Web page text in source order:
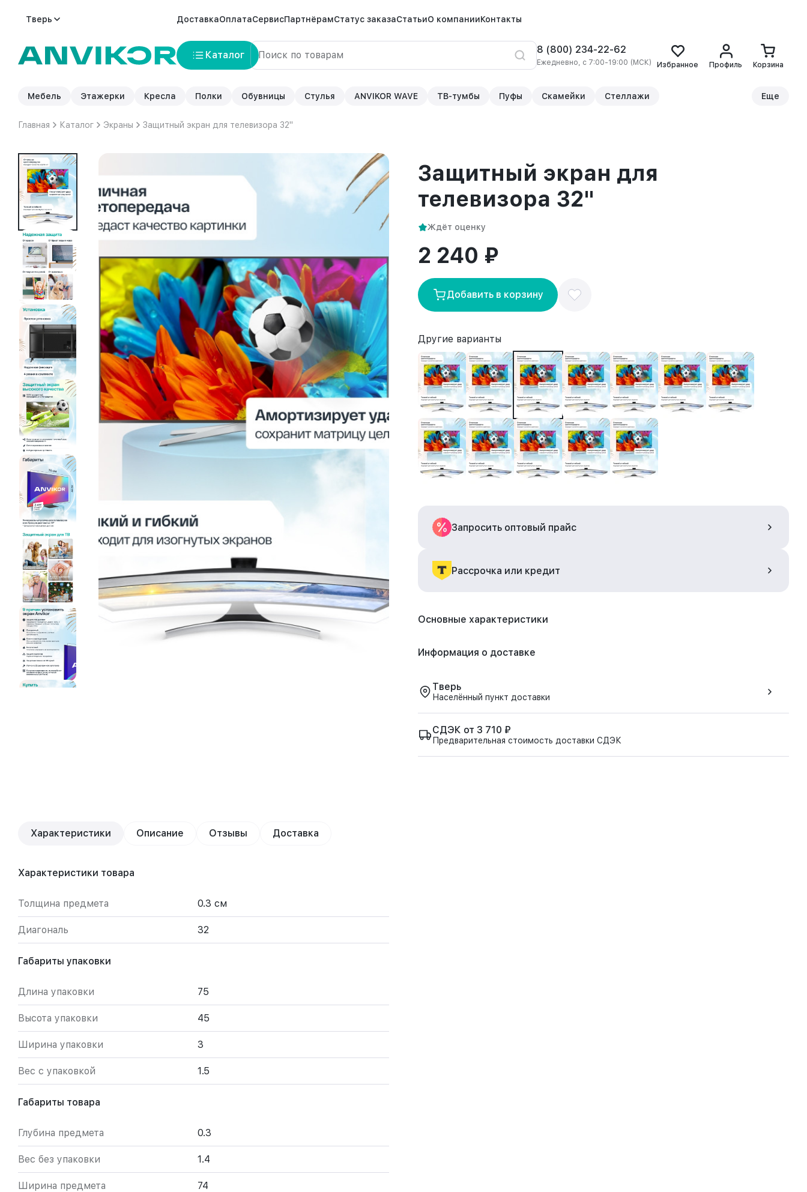
Тверь ДоставкаОплатаСервисПартнёрамСтатус заказаСтатьиО компанииКонтакты
Каталог 8 (800) 234-22-62
Ежедневно, с 7:00-19:00 (МСК) Избранное Профиль Корзина
Мебель Этажерки Кресла Полки Обувницы Стулья ANVIKOR WAVE ТВ-тумбы Пуфы Скамейки Стеллажи Еще
Главная Каталог Экраны Защитный экран для телевизора 32"
Защитный экран для
телевизора 32"
Ждёт оценку
2 240 ₽
Добавить в корзину
Другие варианты
Запросить оптовый прайс
Рассрочка или кредит
Основные характеристики
Информация о доставке
Тверь
Населённый пункт доставки
СДЭК от 3 710 ₽
Предварительная стоимость доставки СДЭК
Характеристики Описание Отзывы Доставка
Характеристики товара
Толщина предмета 0.3 см
Диагональ 32
Габариты упаковки
Длина упаковки 75
Высота упаковки 45
Ширина упаковки 3
Вес с упаковкой 1.5
Габариты товара
Глубина предмета 0.3
Вес без упаковки 1.4
Ширина предмета 74